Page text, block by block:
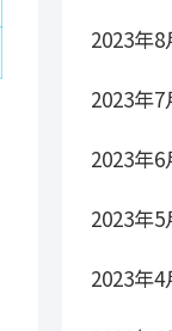
2023年8
2023年7
2023年6
2023年5
2023年4